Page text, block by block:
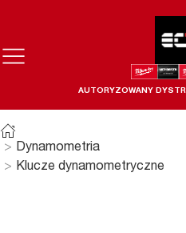
AUTORYZOWANY
Dynamometria
Klucze dynamometryczne